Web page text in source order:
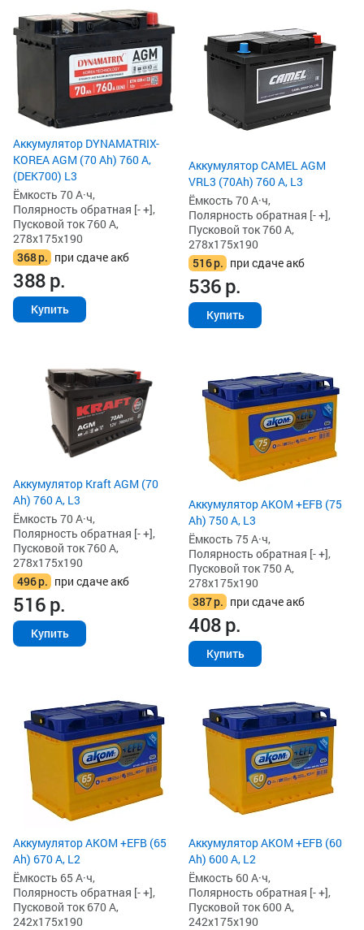
Аккумулятор DYNAMATRIX-
KOREA AGM (70 Ah) 760 А,
(DEK700) L3
Ёмкость 70 А·ч,
Полярность обратная [- +],
Пусковой ток 760 А,
278x175x190
368р. при сдаче акб
388р.
Купить
Аккумулятор CAMEL AGM
VRL3 (70Ah) 760 А, L3
Ёмкость 70 А·ч,
Полярность обратная [- +],
Пусковой ток 760 А,
278x175x190
516р. при сдаче акб
536р.
Купить
Аккумулятор Kraft AGM (70
Ah) 760 А, L3
Ёмкость 70 А·ч,
Полярность обратная [- +],
Пусковой ток 760 А,
278x175x190
496р. при сдаче акб
516р.
Купить
Аккумулятор AKOM +EFB (75
Ah) 750 А, L3
Ёмкость 75 А·ч,
Полярность обратная [- +],
Пусковой ток 750 А,
278x175x190
387р. при сдаче акб
408р.
Купить
Аккумулятор AKOM +EFB (65
Ah) 670 А, L2
Ёмкость 65 А·ч,
Полярность обратная [- +],
Пусковой ток 670 А,
242x175x190
Аккумулятор AKOM +EFB (60
Ah) 600 А, L2
Ёмкость 60 А·ч,
Полярность обратная [- +],
Пусковой ток 600 А,
242x175x190